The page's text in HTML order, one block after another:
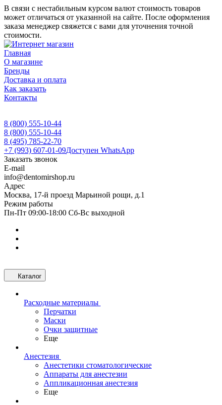
В связи с нестабильным курсом валют стоимость товаров
может отличаться от указанной на сайте. После оформления
заказа менеджер свяжется с вами для уточнения точной
стоимости.
Главная
О магазине
Бренды
Доставка и оплата
Как заказать
Контакты
8 (800) 555-10-44
8 (800) 555-10-44
8 (495) 785-22-70
+7 (993) 607-01-09Доступен WhatsApp
Заказать звонок
E-mail
info@dentomirshop.ru
Адрес
Москва, 17-й проезд Марьиной рощи, д.1
Режим работы
Пн-Пт 09:00-18:00 Сб-Вс выходной
Каталог
Расходные материалы
Перчатки
Маски
Очки защитные
Еще
Анестезия
Анестетики стоматологические
Аппараты для анестезии
Аппликационная анестезия
Еще